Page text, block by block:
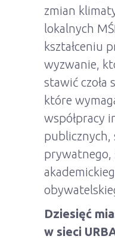
zmian
lokalnych
kształceniu
wyzwanie,
stawić czoła
które
współpracy
publicznych,
prywatnego,
Dziesięć
w sieci